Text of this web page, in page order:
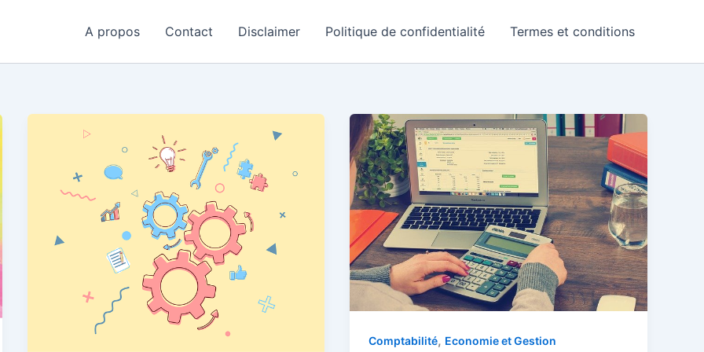
A propos Contact Disclaimer Politique de confidentialité Termes et conditions
Comptabilité, Economie et Gestion